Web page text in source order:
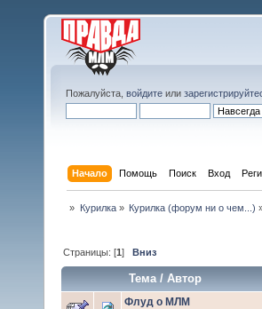
Пожалуйста, войдите или
Начало Помощь Поиск Вход
» Курилка» Курилка (форум ни о чем...)
Страницы: [1]Вниз
Тема/Автор
Флуд о МЛМ